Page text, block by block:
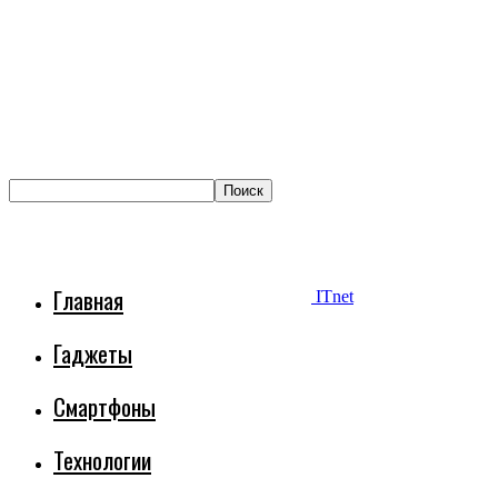
ITnet
Главная
Гаджеты
Смартфоны
Технологии